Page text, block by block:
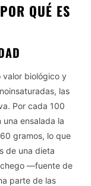
QUÉ ES
biológico y
las
Por cada 100
ensalada la
gramos, lo que
de una dieta
—fuente de
parte de las